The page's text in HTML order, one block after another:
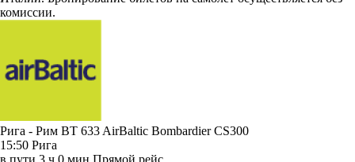
комиссии.
Рига - Рим BT 633 AirBaltic Bombardier CS300
15:50 Рига
в пути 3 ч 0 мин Прямой рейс